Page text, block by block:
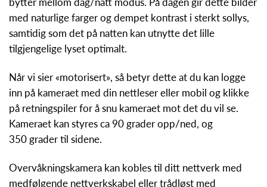
med naturlige farger og dempet kontrast i sterkt sollys,
samtidig som det på natten kan utnytte det lille
tilgjengelige lyset optimalt.
Når vi sier «motorisert», så betyr dette at du kan logge
inn på kameraet med din nettleser eller mobil og klikke
på retningspiler for å snu kameraet mot det du vil se.
Kameraet kan styres ca 90 grader opp/ned, og
350 grader til sidene.
Overvåkningskamera kan kobles til ditt nettverk med
medfølgende nettverkskabel eller trådløst med